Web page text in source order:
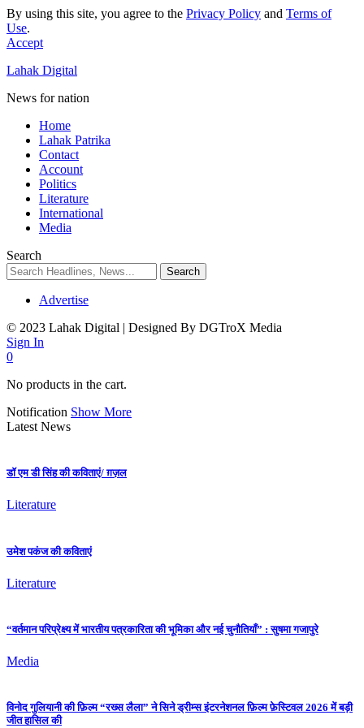
By using this site, you agree to the Privacy Policy and Terms of
Use.
Accept
Lahak Digital
News for nation
Home
Lahak Patrika
Contact
Account
Politics
Literature
International
Media
Search
Advertise
© 2023 Lahak Digital | Designed By DGTroX Media
Sign In
0
No products in the cart.
Notification Show More
Latest News
डॉ एम डी सिंह की कविताएं/ ग़ज़ल
Literature
उमेश पकंज की कविताएं
Literature
“वर्तमान परिप्रेक्ष्य में भारतीय पत्रकारिता की भूमिका और नई चुनौतियाँ” : सुषमा गजापुरे
Media
विनोद गुलियानी की फ़िल्म “रख्स लैला” ने सिने ड्रीम्स इंटरनेशनल फ़िल्म फ़ेस्टिवल 2026 में बड़ी
जीत हासिल की